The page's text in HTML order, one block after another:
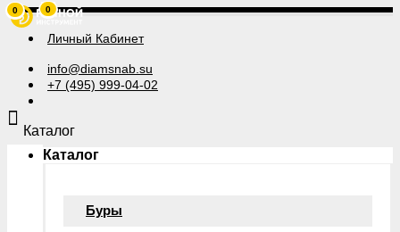
Личный Кабинет
info@diamsnab.su
+7 (495) 999-04-02
0
Каталог
Каталог
Буры
0